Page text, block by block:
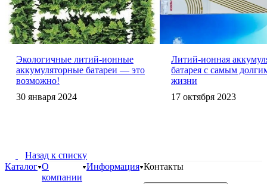
Экологичные литий-ионные
аккумуляторные батареи — это
возможно!
30 января 2024
Литий-ионная
батарея с самым
жизни
17 октября 2023
Назад к списку
Каталог О
компании
Информация Контакты